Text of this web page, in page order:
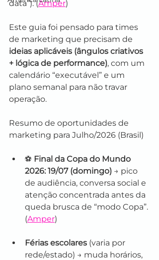
data”). (Amper)
Este guia foi pensado para times
de marketing que precisam de
ideias aplicáveis (ângulos criativos
+ lógica de performance), com um
calendário “executável” e um
plano semanal para não travar
operação.
Resumo de oportunidades de
marketing para Julho/2026 (Brasil)
⚽ Final da Copa do Mundo
2026: 19/07 (domingo) → pico
de audiência, conversa social e
atenção concentrada antes da
queda brusca de “modo Copa”.
(Amper)
Férias escolares (varia por
rede/estado) → muda horários,